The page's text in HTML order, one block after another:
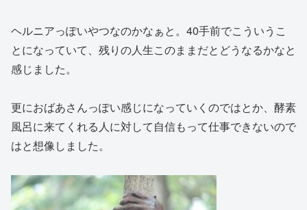
ヘルニアっぽいやつなのかなぁと。40手前でこういうこ
とになっていて、残りの人生このままだとどうなるかなと
感じました。
更におばあさんっぽい感じになっていくのではとか、酵素
風呂に来てくれる人に対して自信もって仕事できないので
はと想像しました。